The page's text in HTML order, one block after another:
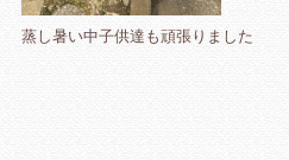
蒸し暑い中子供達も頑張りました